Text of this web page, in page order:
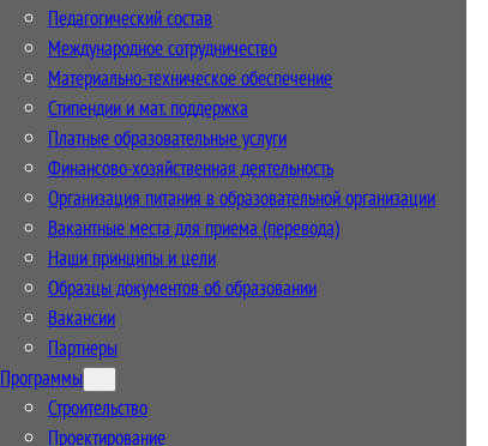
Педагогический состав
Международное сотрудничество
Материально-техническое обеспечение
Стипендии и мат. поддержка
Платные образовательные услуги
Финансово-хозяйственная деятельность
Организация питания в образовательной организации
Вакантные места для приема (перевода)
Наши принципы и цели
Образцы документов об образовании
Вакансии
Партнеры
Программы
Строительство
Проектирование